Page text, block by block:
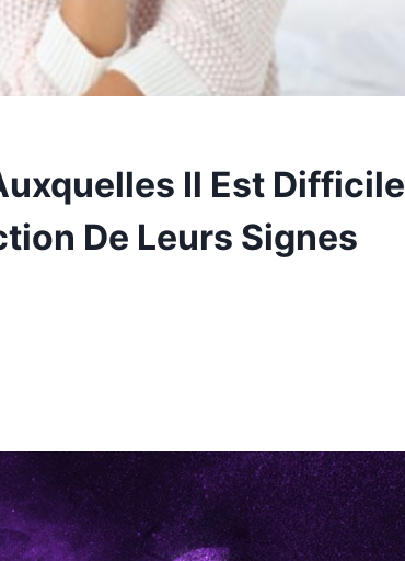
Il Est Difficile
De Leurs Signes